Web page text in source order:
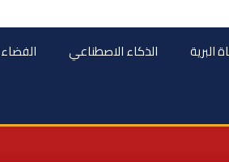
البرية الذكاء الاصطناعي الفضاء